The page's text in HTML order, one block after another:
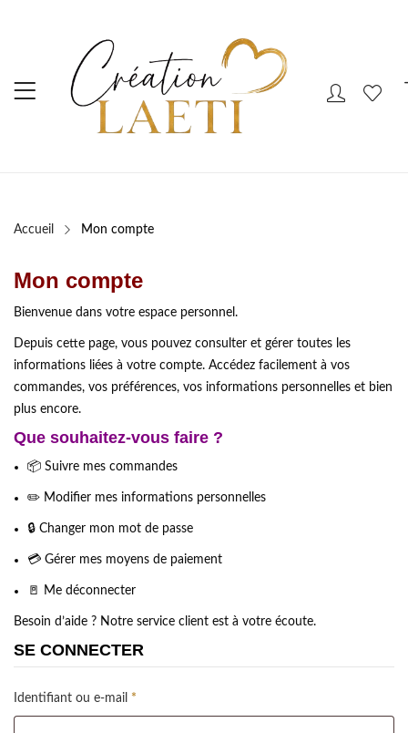
Accueil Mon compte
Mon compte
Bienvenue dans votre espace personnel.
Depuis cette page, vous pouvez consulter et gérer toutes les
informations liées à votre compte. Accédez facilement à vos
commandes, vos préférences, vos informations personnelles et bien
plus encore.
Que souhaitez-vous faire ?
📦 Suivre mes commandes
✏️ Modifier mes informations personnelles
🔒 Changer mon mot de passe
💳 Gérer mes moyens de paiement
🚪 Me déconnecter
Besoin d’aide ? Notre service client est à votre écoute.
SE CONNECTER
Identifiant ou e-mail *